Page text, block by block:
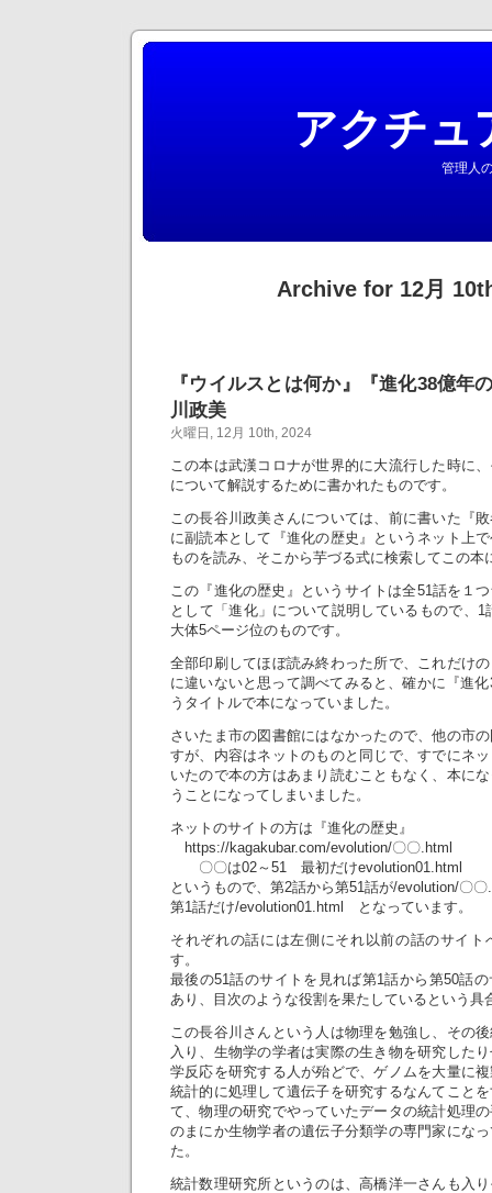
アクチュ
管理人
Archive for 12月
『ウイルスとは何か』『進化38億
川政美
火曜日, 12月 10th, 2024
この本は武漢コロナが世界的に大流行した時に
について解説するために書かれたものです。
この長谷川政美さんについては、前に書いた『
に副読本として『進化の歴史』というネット上
ものを読み、そこから芋づる式に検索してこの本
この『進化の歴史』というサイトは全51話を１
として「進化」について説明しているもので、
大体5ページ位のものです。
全部印刷してほぼ読み終わった所で、これだけ
に違いないと思って調べてみると、確かに『進
うタイトルで本になっていました。
さいたま市の図書館にはなかったので、他の市
すが、内容はネットのものと同じで、すでにネ
いたので本の方はあまり読むこともなく、本に
うことになってしまいました。
ネットのサイトの方は『進化の歴史』
https://kagakubar.com/evolution/〇〇.html
〇〇は02～51 最初だけevolution01.html
というもので、第2話から第51話が/evolution/〇
第1話だけ/evolution01.html となっています。
それぞれの話には左側にそれ以前の話のサイト
す。
最後の51話のサイトを見れば第1話から第50話
あり、目次のような役割を果たしているという具
この長谷川さんという人は物理を勉強し、その
入り、生物学の学者は実際の生き物を研究した
学反応を研究する人が殆どで、ゲノムを大量に
統計的に処理して遺伝子を研究するなんてこと
て、物理の研究でやっていたデータの統計処理
のまにか生物学者の遺伝子分類学の専門家にな
た。
統計数理研究所というのは、高橋洋一さんも入